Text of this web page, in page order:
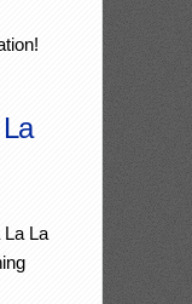
La La